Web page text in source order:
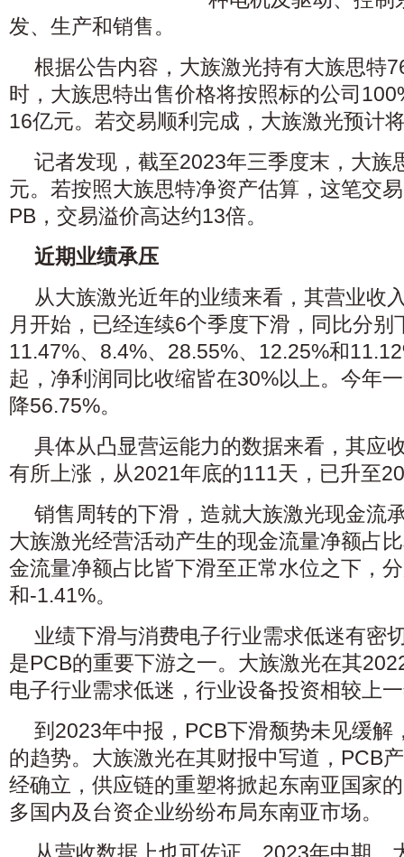
发、生产和销售。
根据公告内容，大族激光持有大族思特
时，大族思特出售价格将按照标的公司
16亿元。若交易顺利完成，大族激光预计
记者发现，截至2023年三季度末，大族
元。若按照大族思特净资产估算，这笔交
PB，交易溢价高达约13倍。
近期业绩承压
从大族激光近年的业绩来看，其营业收
月开始，已经连续6个季度下滑，同比分别
11.47%、8.4%、28.55%、12.25%和
起，净利润同比收缩皆在30%以上。今年
降56.75%。
具体从凸显营运能力的数据来看，其应
有所上涨，从2021年底的111天，已升至
销售周转的下滑，造就大族激光现金流
大族激光经营活动产生的现金流量净额占
金流量净额占比皆下滑至正常水位之下，
和-1.41%。
业绩下滑与消费电子行业需求低迷有密
是PCB的重要下游之一。大族激光在其
电子行业需求低迷，行业设备投资相较上
到2023年中报，PCB下滑颓势未见缓解
的趋势。大族激光在其财报中写道，PCB
经确立，供应链的重塑将掀起东南亚国家
多国内及台资企业纷纷布局东南亚市场。